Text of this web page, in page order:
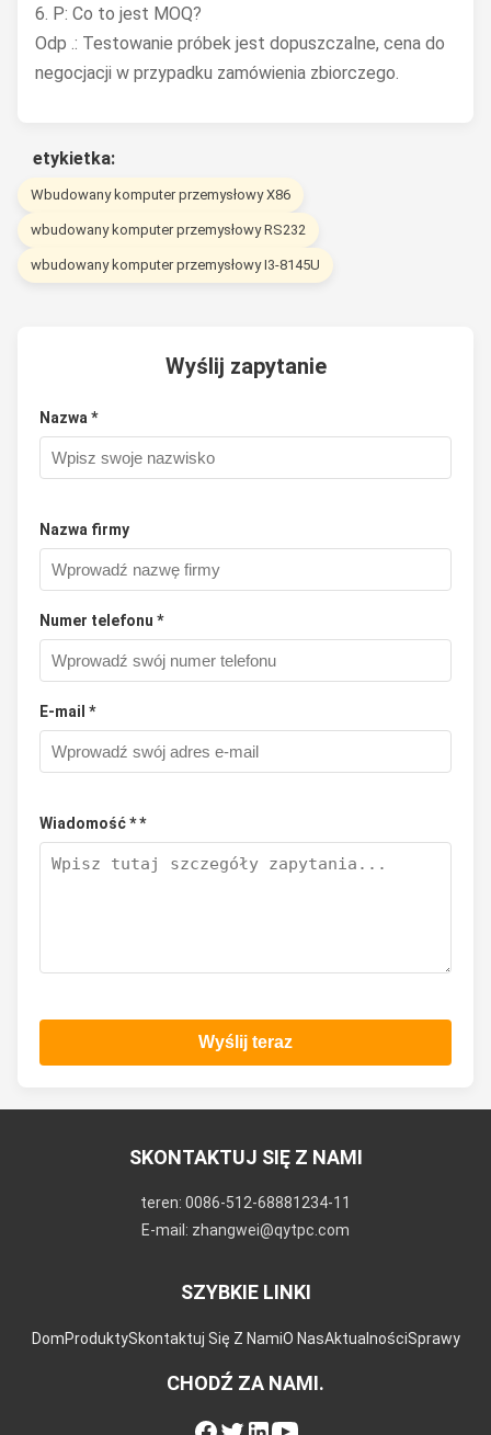
6. P: Co to jest MOQ?
Odp .: Testowanie próbek jest dopuszczalne, cena do
negocjacji w przypadku zamówienia zbiorczego.
etykietka:
Wbudowany komputer przemysłowy X86
wbudowany komputer przemysłowy RS232
wbudowany komputer przemysłowy I3-8145U
Wyślij zapytanie
Nazwa *
Nazwa firmy
Numer telefonu *
E-mail *
Wiadomość * *
Wyślij teraz
SKONTAKTUJ SIĘ Z NAMI
teren: 0086-512-68881234-11
E-mail: zhangwei@qytpc.com
SZYBKIE LINKI
DomProduktySkontaktuj Się Z NamiO NasAktualnościSprawy
CHODŹ ZA NAMI.